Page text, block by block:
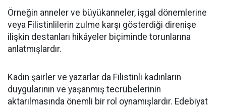
Örneğin anneler ve büyükanneler, işgal dönemlerine
veya Filistinlilerin zulme karşı gösterdiği direnişe
ilişkin destanları hikâyeler biçiminde torunlarına
anlatmışlardır.
Kadın şairler ve yazarlar da Filistinli kadınların
duygularının ve yaşanmış tecrübelerinin
aktarılmasında önemli bir rol oynamışlardır. Edebiyat